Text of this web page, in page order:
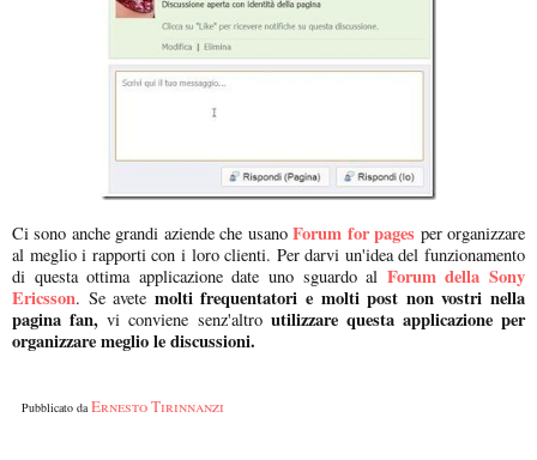
Ci sono anche grandi aziende che usanoForum for pages per organizzare
al meglio i rapporti con i loro clienti. Per darvi un'idea del funzionamento
di questa ottima applicazione date uno sguardo al Forum della Sony
Ericsson. Se avete molti frequentatori e molti post non vostri nella
pagina fan, vi conviene senz'altro utilizzare questa applicazione per
organizzare meglio le discussioni.
Pubblicato daErnesto Tirinnanzi